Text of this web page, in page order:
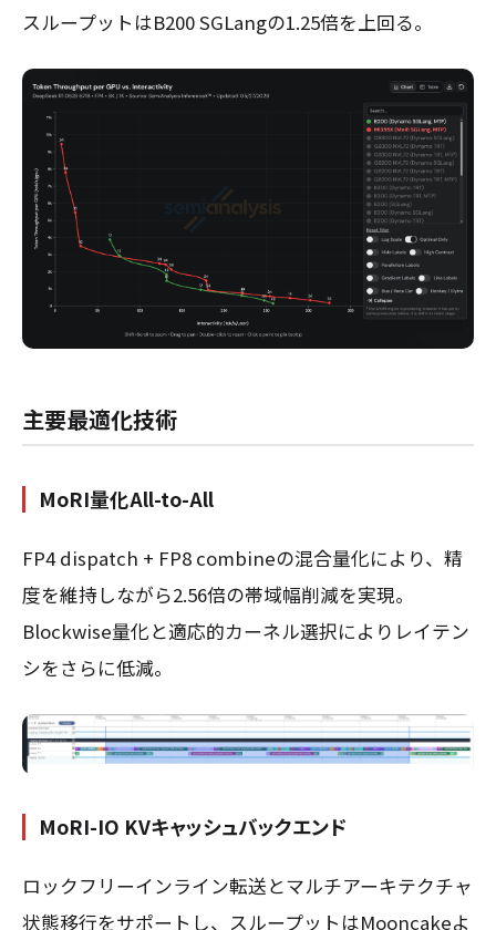
スループットはB200 SGLangの1.25倍を上回る。
主要最適化技術
MoRI量化All-to-All
FP4 dispatch + FP8 combineの混合量化により、精
度を維持しながら2.56倍の帯域幅削減を実現。
Blockwise量化と適応的カーネル選択によりレイテン
シをさらに低減。
MoRI-IO KVキャッシュバックエンド
ロックフリーインライン転送とマルチアーキテクチャ
状態移行をサポートし、スループットはMooncakeよ